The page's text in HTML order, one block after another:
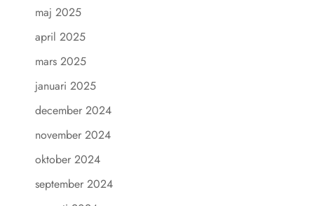
maj 2025
april 2025
mars 2025
januari 2025
december 2024
november 2024
oktober 2024
september 2024